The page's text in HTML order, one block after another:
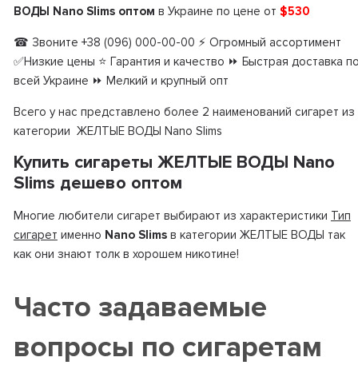
ВОДЫ Nano Slims оптом в Украине по цене от $530
☎ Звоните +38 (096) 000-00-00 ⚡ Огромный ассортимент
✅Низкие цены ⭐ Гарантия и качество ⏩ Быстрая доставка
всей Украине ⏩ Мелкий и крупный опт
Всего у нас представлено более 2 наименований сигарет из
категории ЖЕЛТЫЕ ВОДЫ Nano Slims
Купить сигареты ЖЕЛТЫЕ ВОДЫ Nano
Slims дешево оптом
Многие любители сигарет выбирают из характеристики Тип
сигарет именно Nano Slimsв категории ЖЕЛТЫЕ ВОДЫ так
как они знают толк в хорошем никотине!
Часто задаваемые
вопросы по сигаретам